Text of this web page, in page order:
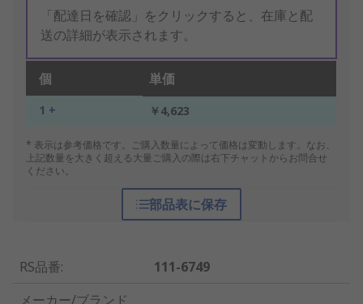
「配達日を確認」をクリックすると、在庫と配
送の詳細が表示されます。
個 単価
1 + ￥4,623
* 表示は参考価格です。ご購入数量によって価格は変動します。なお、
上記数量を大きく超える大量ご購入の際は右下チャットからお問合せ
ください。
部品表に保存
RS品番:
111-6749
メーカー/ブランド